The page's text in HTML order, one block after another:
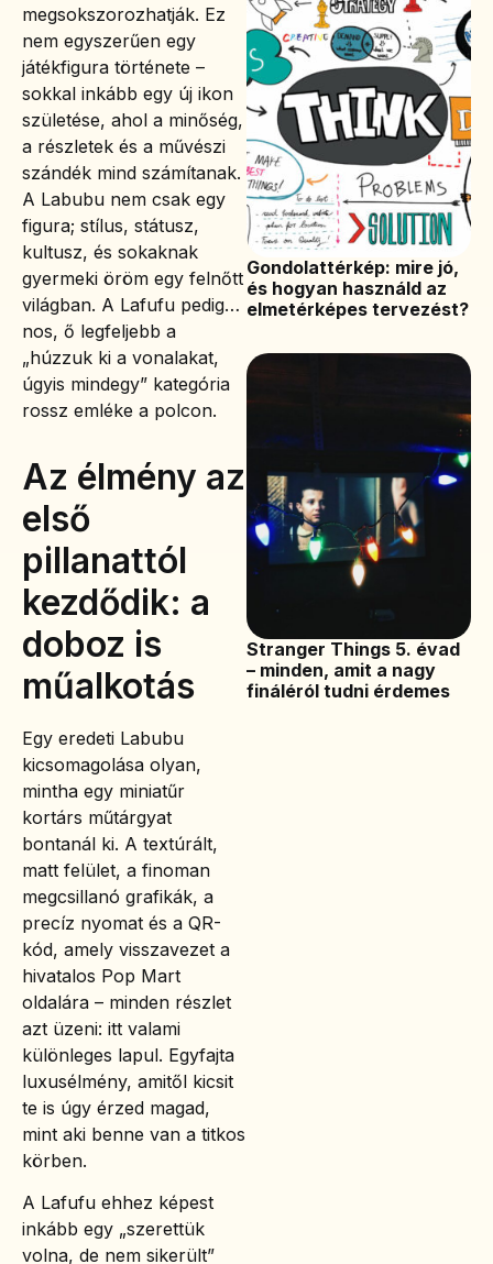
megsokszorozhatják. Ez
nem egyszerűen egy
játékfigura története –
sokkal inkább egy új ikon
születése, ahol a minőség,
a részletek és a művészi
szándék mind számítanak.
A Labubu nem csak egy
figura; stílus, státusz,
kultusz, és sokaknak
gyermeki öröm egy felnőtt
világban. A Lafufu pedig…
nos, ő legfeljebb a
„húzzuk ki a vonalakat,
úgyis mindegy” kategória
rossz emléke a polcon.
Az élmény az
első
pillanattól
kezdődik: a
doboz is
műalkotás
Egy eredeti Labubu
kicsomagolása olyan,
mintha egy miniatűr
kortárs műtárgyat
bontanál ki. A textúrált,
matt felület, a finoman
megcsillanó grafikák, a
precíz nyomat és a QR-
kód, amely visszavezet a
hivatalos Pop Mart
oldalára – minden részlet
azt üzeni: itt valami
különleges lapul. Egyfajta
luxusélmény, amitől kicsit
te is úgy érzed magad,
mint aki benne van a titkos
körben.
A Lafufu ehhez képest
inkább egy „szerettük
volna, de nem sikerült”
Gondolattérkép: mire jó,
és hogyan használd az
elmetérképes tervezést?
Stranger Things 5. évad
– minden, amit a nagy
fináléról tudni érdemes